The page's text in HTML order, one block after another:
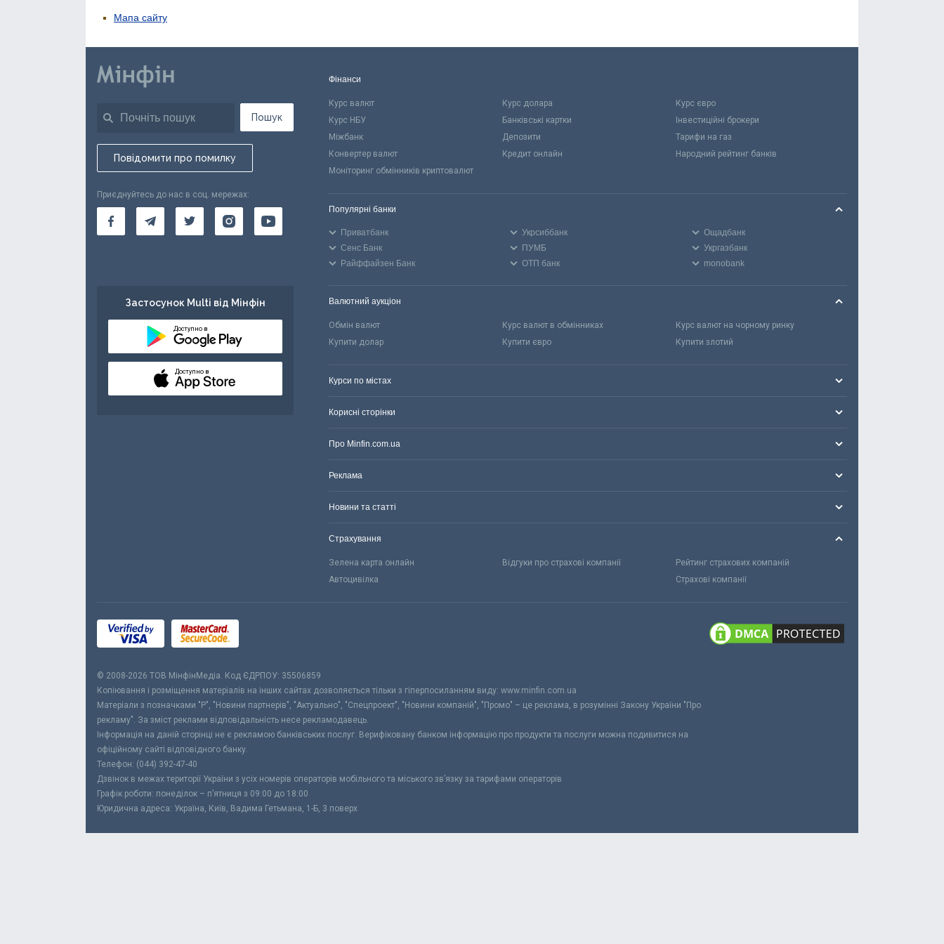
Мапа сайту
Пошук
Повідомити про помилку
Приєднуйтесь до нас в соц. мережах:
Застосунок Multi від Мінфін
Доступно в
Доступно в
Фінанси
Курс валют Курс долара
Курс євро
Курс НБУ
Банківські картки
Інвестиційні брокери
Міжбанк
Депозити
Тарифи на газ
Конвертер валют
Кредит онлайн
Народний рейтинг банків
Моніторинг обмінників криптовалют
Популярні банки
Приватбанк Укрсиббанк
Ощадбанк
Сенс Банк
ПУМБ
Укргазбанк
Райффайзен Банк
ОТП банк monobank
Валютний аукціон
Обмін валют Курс валют в обмінниках
Курс валют на чорному ринку
Купити долар
Купити євро Купити злотий
Курси по містах
Корисні сторінки
Про Minfin.com.ua
Реклама
Новини та статті
Страхування
Зелена карта онлайн Відгуки про страхові компанії
Рейтинг страхових компаній
Автоцивілка
Страхові компанії
© 2008-2026 ТОВ МiнфiнМедiа. Код ЄДРПОУ: 35506859
Копіювання і розміщення матеріалів на інших сайтах дозволяється тільки з гіперпосиланням виду: www.minfin.com.ua
Матеріали з позначками "Р", "Новини партнерів", "Актуально", "Спецпроект", "Новини компаній", "Промо" – це реклама, в розумінні Закону України "Про
рекламу". За зміст реклами відповідальність несе рекламодавець.
Інформація на даній сторінці не є рекламою банківських послуг. Верифіковану банком інформацію про продукти та послуги можна подивитися на
офіційному сайті відповідного банку.
Телефон: (044) 392-47-40
Дзвінок в межах території України з усіх номерів операторів мобільного та міського зв’язку за тарифами операторів
Графік роботи: понеділок – п’ятниця з 09:00 до 18:00
Юридична адреса: Україна, Київ, Вадима Гетьмана, 1-Б, 3 поверх